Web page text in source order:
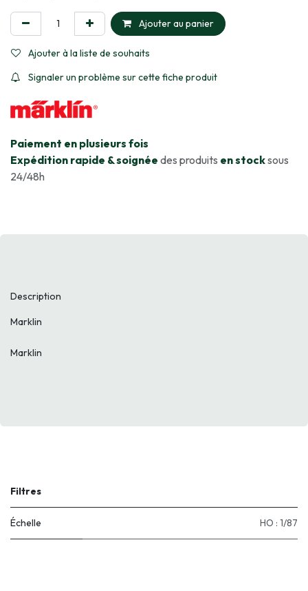
Ajouter au panier
Ajouter à la liste de souhaits
Signaler un problème sur cette fiche produit
​Paiement en plusieurs fois
Expédition rapide & soignée des produits en stocksous
24/48h
Description
Marklin
Marklin
Filtres
Échelle HO : 1/87